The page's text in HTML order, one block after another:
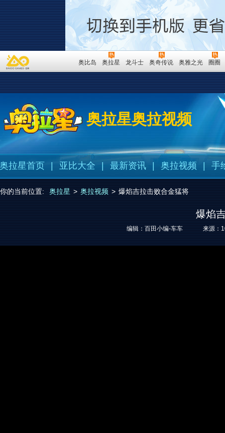
奥比岛 奥拉星 龙斗士 奥奇传说 奥雅之光 圈圈
奥拉星奥拉视频
奥拉星首页 亚比大全 最新资讯 奥拉视频 手
你的当前位置: 奥拉星 > 奥拉视频 > 爆焰吉拉击败合金猛将
爆焰
编辑：百田小编-车车 来源：